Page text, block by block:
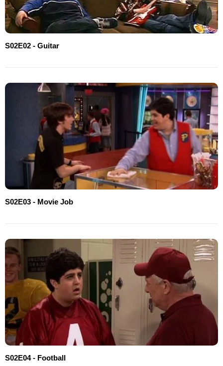
S02E02 - Guitar
S02E03 - Movie Job
S02E04 - Football